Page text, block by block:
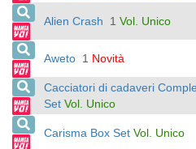
Alien Crash 1 Vol. Unico
Aweto 1 Novità
Cacciatori di cadaveri
Set Vol. Unico
Carisma Box Set Vol. Unico